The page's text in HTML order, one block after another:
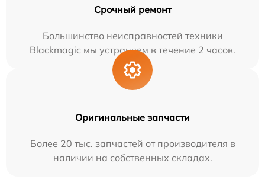
Срочный ремонт
Большинство неисправностей техники
Blackmagic мы устраняем в течение 2 часов.
Оригинальные запчасти
Более 20 тыс. запчастей от производителя в
наличии на собственных складах.